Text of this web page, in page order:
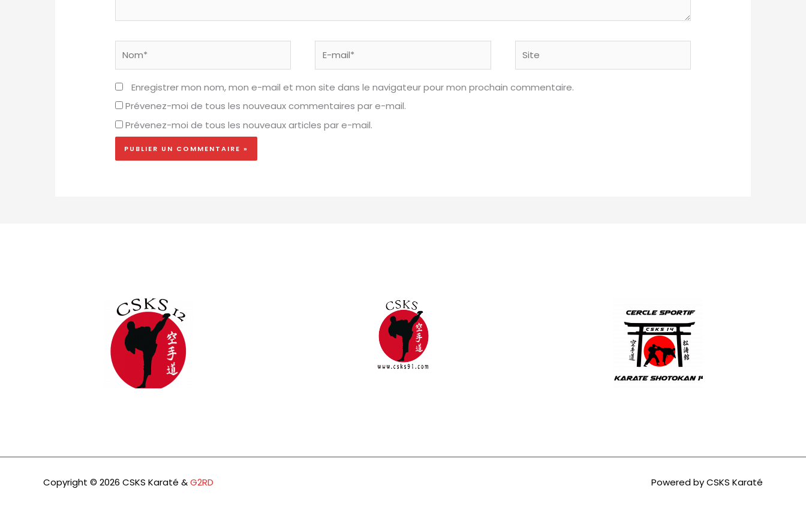
mail*
Enregistrer mon nom, mon e-mail et mon site dans le navigateur pour mon prochain commentaire.
Prévenez-moi de tous les nouveaux commentaires par e-mail.
Prévenez-moi de tous les nouveaux articles par e-mail.
CSKS 12
CSKS 91
Copyright © 2026 CSKS Karaté &G2RD Powered by CSKS Karaté